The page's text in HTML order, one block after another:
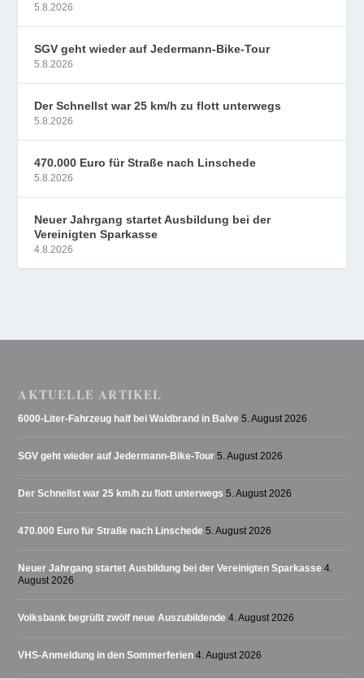
5.8.2026
SGV geht wieder auf Jedermann-Bike-Tour
5.8.2026
Der Schnellst war 25 km/h zu flott unterwegs
5.8.2026
470.000 Euro für Straße nach Linschede
5.8.2026
Neuer Jahrgang startet Ausbildung bei der
Vereinigten Sparkasse
4.8.2026
AKTUELLE ARTIKEL
6000-Liter-Fahrzeug half bei Waldbrand in Balve 5. August 2026
SGV geht wieder auf Jedermann-Bike-Tour 5. August 2026
Der Schnellst war 25 km/h zu flott unterwegs 5. August 2026
470.000 Euro für Straße nach Linschede 5. August 2026
Neuer Jahrgang startet Ausbildung bei der Vereinigten Sparkasse 4.
August 2026
Volksbank begrüßt zwölf neue Auszubildende 4. August 2026
VHS-Anmeldung in den Sommerferien 4. August 2026